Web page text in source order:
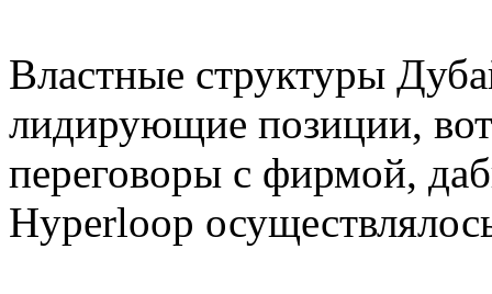
Властные структуры
лидирующие позиции,
переговоры с фирмой,
Hyperloop